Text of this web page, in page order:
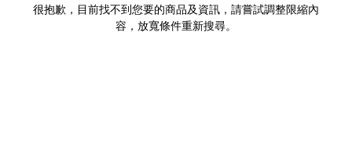
很抱歉，目前找不到您要的商品及資訊，請嘗試調整限縮內
容，放寬條件重新搜尋。